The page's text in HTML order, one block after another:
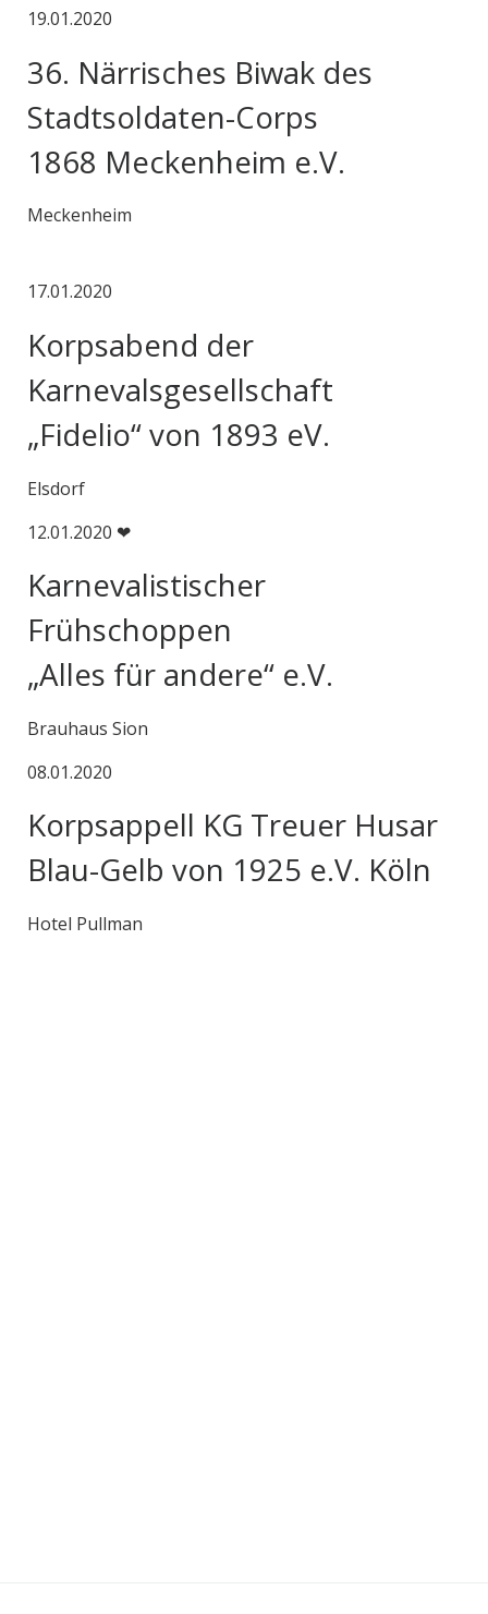
19.01.2020
36. Närrisches Biwak des
Stadtsoldaten-Corps
1868 Meckenheim e.V.
Meckenheim
17.01.2020
Korpsabend der
Karnevalsgesellschaft
„Fidelio“ von 1893 eV.
Elsdorf
12.01.2020 ❤
Karnevalistischer
Frühschoppen
„Alles für andere“ e.V.
Brauhaus Sion
08.01.2020
Korpsappell KG Treuer Husar
Blau-Gelb von 1925 e.V. Köln
Hotel Pullman